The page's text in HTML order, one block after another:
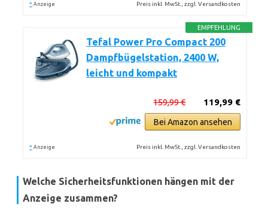
* Anzeige Preis inkl. MwSt., zzgl. Versandkosten
EMPFEHLUNG
Tefal Power Pro Compact 200
Dampfbügelstation, 2400 W,
leicht und kompakt
119,99 €
159,99 €
Bei Amazon ansehen
* Anzeige Preis inkl. MwSt., zzgl. Versandkosten
Welche Sicherheitsfunktionen hängen mit der
Anzeige zusammen?